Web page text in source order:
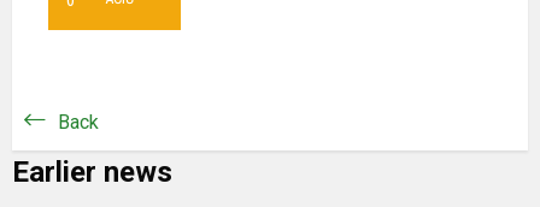
Back
Earlier news